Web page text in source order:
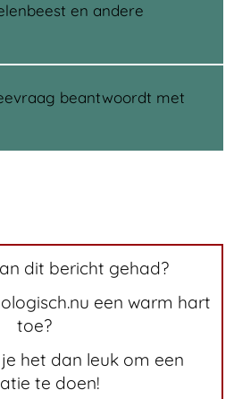
en andere
beantwoordt met
dit bericht gehad?
een warm hart
toe?
het dan leuk om een
te doen!